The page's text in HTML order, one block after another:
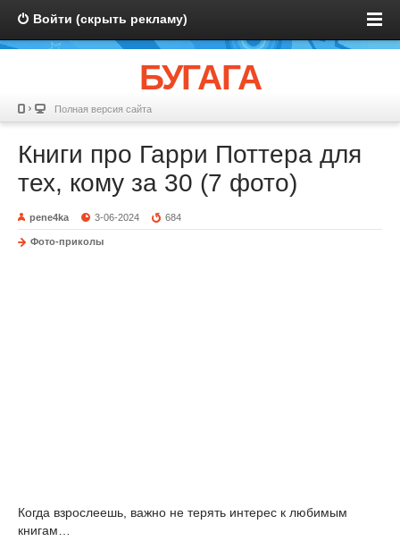
Войти (скрыть рекламу)
БУГАГА
Полная версия сайта
Книги про Гарри Поттера для
тех, кому за 30 (7 фото)
pene4ka 3-06-2024 684
Фото-приколы
Когда взрослеешь, важно не терять интерес к любимым
книгам…